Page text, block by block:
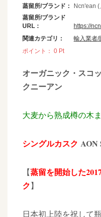
蒸留所/ブランド：
Ncn'ean
蒸留所/ブランド
URL：
https://
関連カテゴリ：
輸入業者/
ポイント： 0 Pt
オーガニック・スコ
クニーアン
大麦から熟成樽の木
シングルカスク AON
【蒸留を開始した
ク】
日本初上陸を祝して